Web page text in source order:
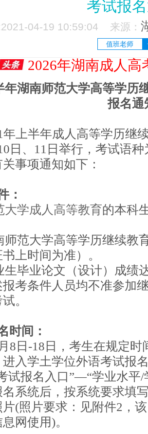
考试报
04-19 10:59:04 来源：
值班老师
2026年湖南成人高
年湖南师范大学高等学历
报名通
上半年成人高等学历继
日、11日举行，考试语
事项通知如下：
：
大学成人高等教育的本科
师范大学高等学历继续教
书上时间为准）。
生毕业论文（设计）成绩
考条件人员均不准参加
。
时间：
8日-18日，考生在规定时
进入学土学位外语考试报
试报名入口”—“学业水平
系统后，按系统要求填
片(照片要求：见附件2，
网使用)。